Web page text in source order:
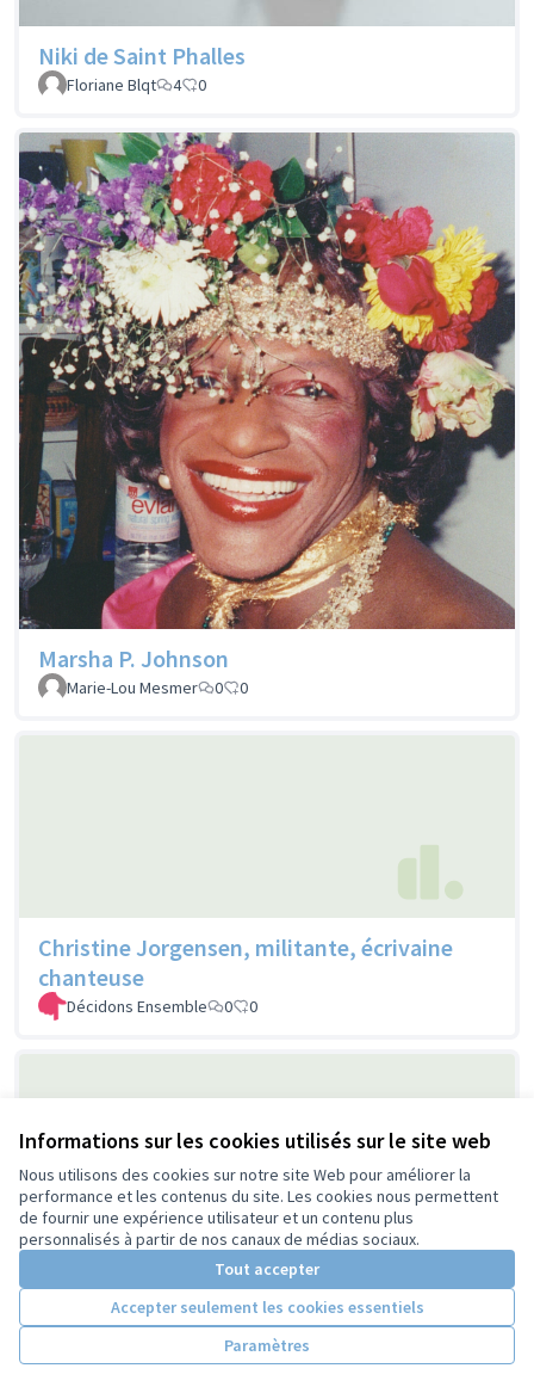
Informations sur les cookies utilisés sur le site web
Nous utilisons des cookies sur notre site Web pour améliorer la
performance et les contenus du site. Les cookies nous permettent
de fournir une expérience utilisateur et un contenu plus
personnalisés à partir de nos canaux de médias sociaux.
Tout accepter
Accepter seulement les cookies essentiels
Paramètres
Niki de Saint Phalles
Floriane Blqt 4 0
Marsha P. Johnson
Marie-Lou Mesmer 0 0
Christine Jorgensen, militante, écrivaine
chanteuse
Décidons Ensemble 0 0
Anna Politkovskaïa, journaliste
Décidons Ensemble 1 0